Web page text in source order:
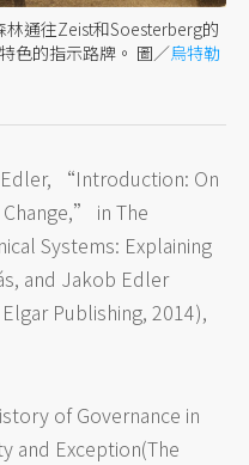
通往Zeist和Soesterberg的
色的指示路牌。 圖／烏特勒
“Introduction: On
in The
Systems: Explaining
and Jakob Edler
Publishing, 2014),
of Governance in
and Exception(The